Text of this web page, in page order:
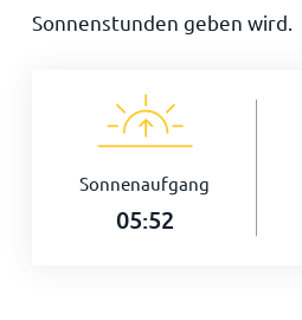
Sonnenstunden geben wird.
Sonnenaufgang
05:52